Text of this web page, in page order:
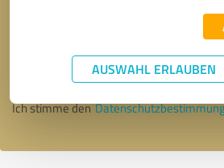
AUSWAHL ERLAUBEN
Nachricht senden
Ich stimme den